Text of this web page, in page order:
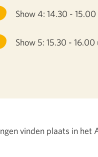
Show 4: 14.30 -
Show 5: 15.30 - 16.00
vinden plaats in het